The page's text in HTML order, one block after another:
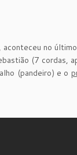
no
(7 cordas,
(pandeiro) e o